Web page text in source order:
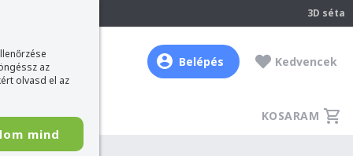
az
olvasd el az
mind
3D séta
Belépés Kedvencek
KOSARAM